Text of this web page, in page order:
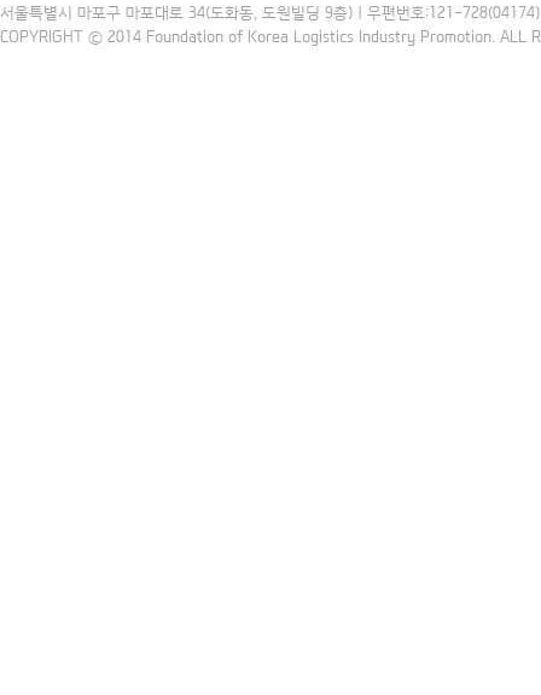
서울특별시 마포구 마포대로 34(도화동, 도원빌딩 9층) | 우편번호:121-
COPYRIGHT ⓒ 2014 Foundation of Korea Logistics Industry Promotion. ALL